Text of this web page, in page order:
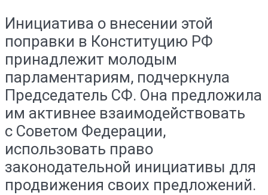
Инициатива о внесении этой
поправки в Конституцию РФ
принадлежит молодым
парламентариям, подчеркнула
Председатель СФ. Она предложила
им активнее взаимодействовать
с Советом Федерации,
использовать право
законодательной инициативы для
продвижения своих предложений.